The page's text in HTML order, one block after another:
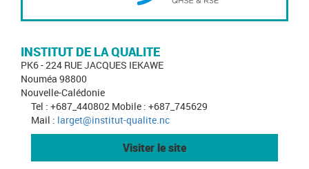
INSTITUT DE LA QUALITE
PK6 - 224 RUE JACQUES IEKAWE
Nouméa 98800
Nouvelle-Calédonie
Tel : +687_440802 Mobile : +687_745629
Mail : larget@institut-qualite.nc
Visiter le site